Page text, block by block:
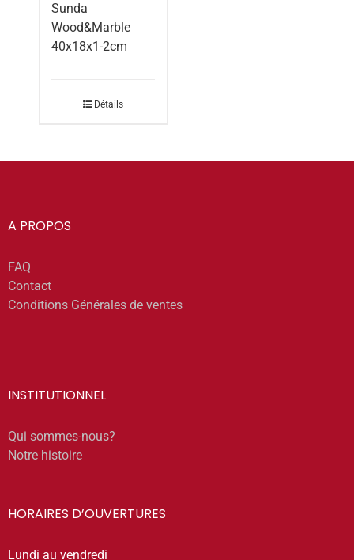
Sunda
Wood&Marble
40x18x1-2cm
Détails
A PROPOS
FAQ
Contact
Conditions Générales de ventes
INSTITUTIONNEL
Qui sommes-nous?
Notre histoire
HORAIRES D’OUVERTURES
Lundi au vendredi